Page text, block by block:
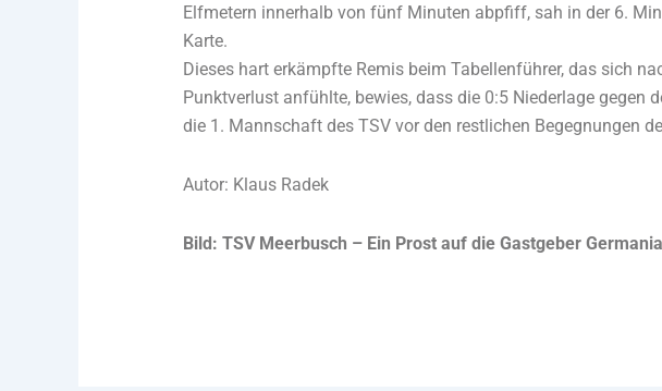
Elfmetern innerhalb von fünf Minuten abpfiff, sah in der 6.
Karte.
Dieses hart erkämpfte Remis beim Tabellenführer, das sich
Punktverlust anfühlte, bewies, dass die 0:5 Niederlage gegen
die 1. Mannschaft des TSV vor den restlichen Begegnungen
Autor: Klaus Radek
Bild: TSV Meerbusch – Ein Prost auf die Gastgeber